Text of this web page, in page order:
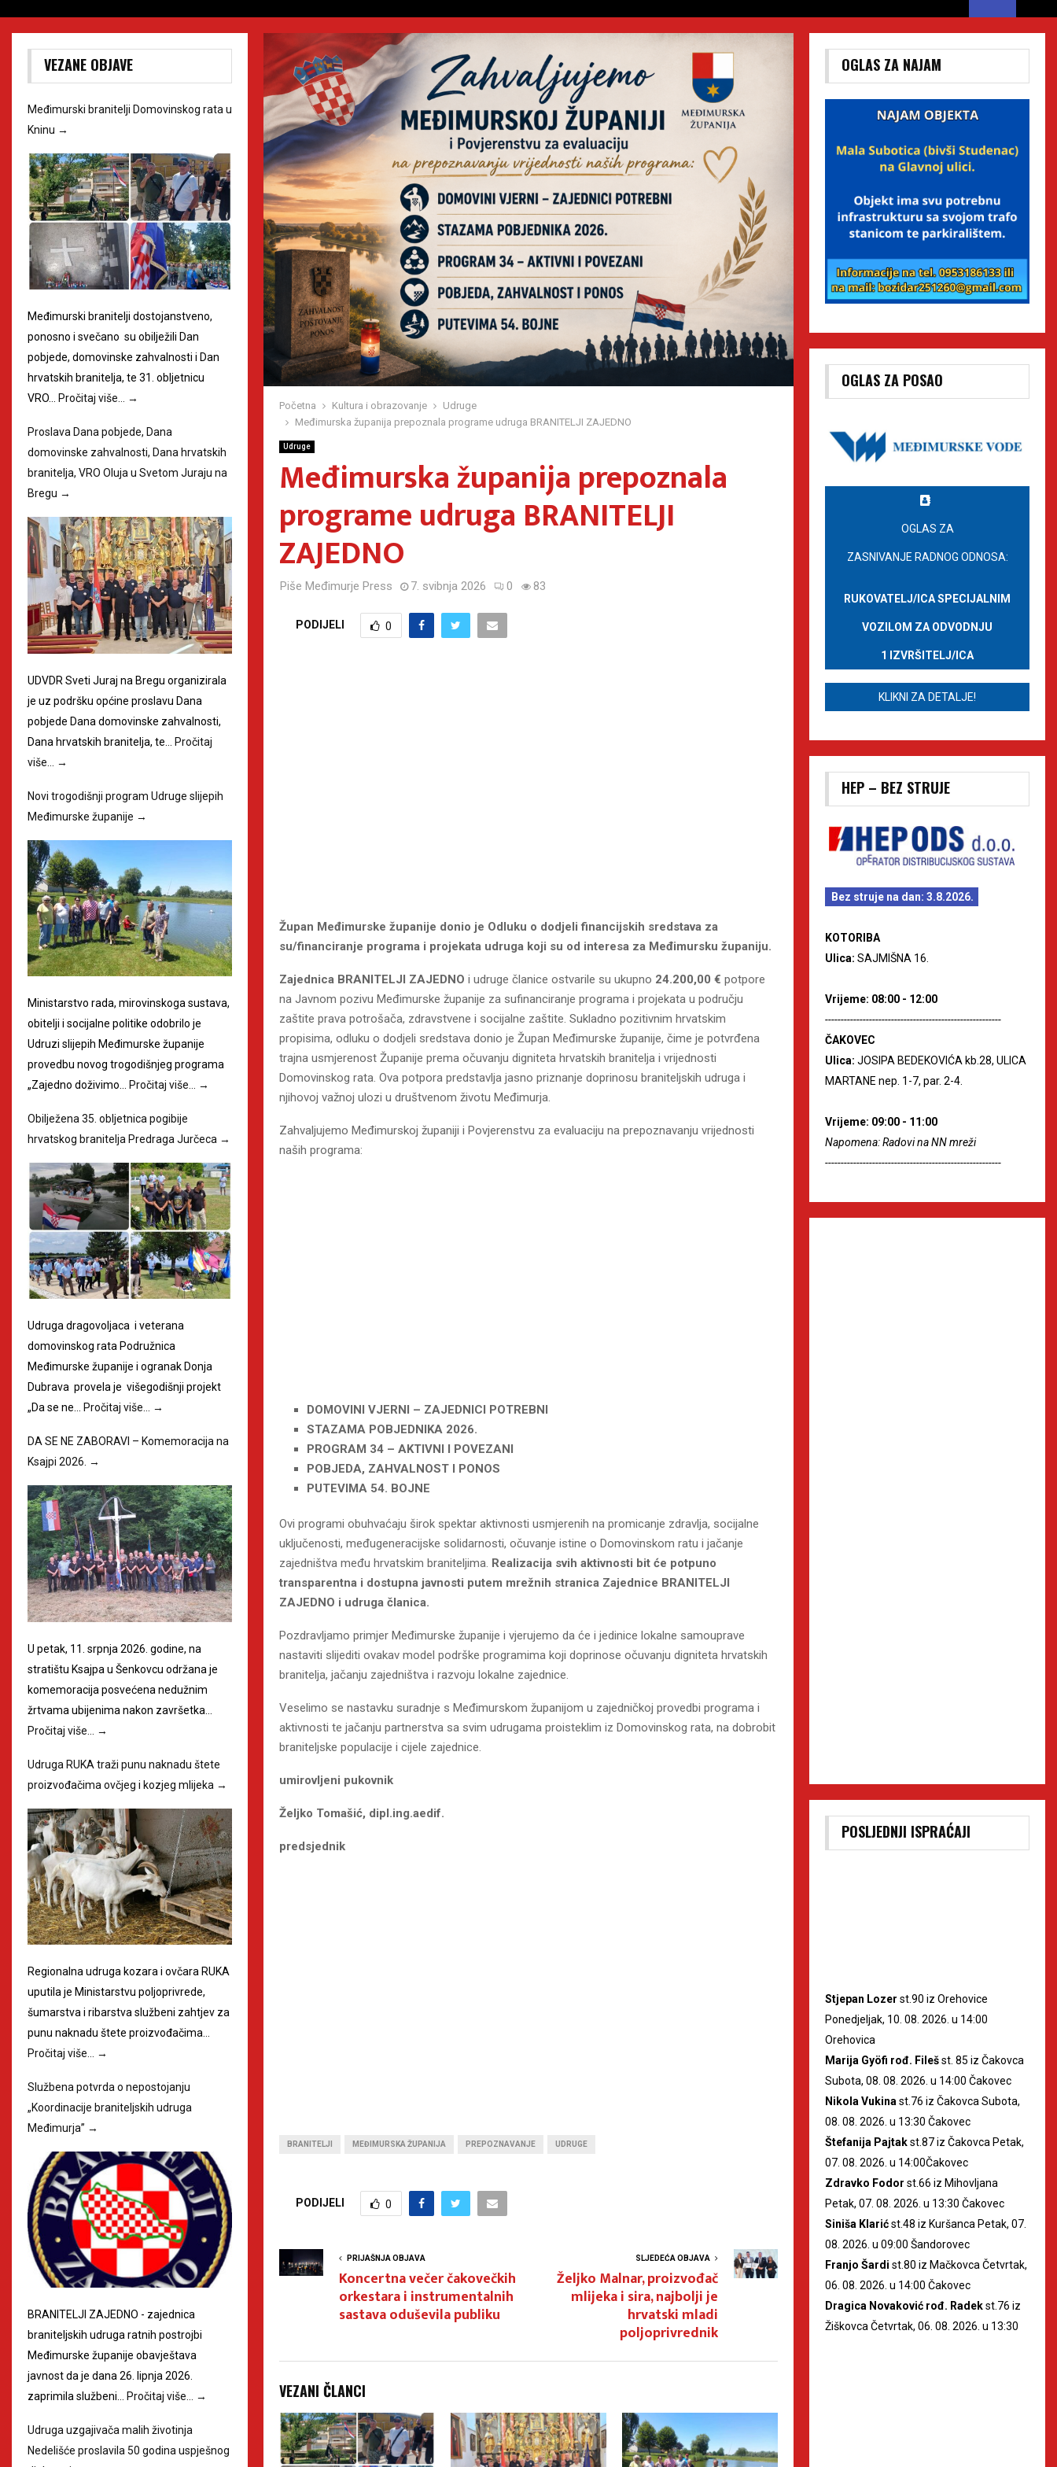
Početna Kultura i obrazovanje
Udruge
Međimurska županija prepoznala programe udruga BRANITELJI ZAJEDNO
Udruge
Međimurska županija prepoznala
programe udruga BRANITELJI
ZAJEDNO
Piše Međimurje Press 7. svibnja 2026 0 83
PODIJELI 0
Župan Međimurske županije donio je Odluku o dodjeli financijskih sredstava za
su/financiranje programa i projekata udruga koji su od interesa za Međimursku županiju.
Zajednica BRANITELJI ZAJEDNO i udruge članice ostvarile su ukupno 24.200,00 € potpore
na Javnom pozivu Međimurske županije za sufinanciranje programa i projekata u području
zaštite prava potrošača, zdravstvene i socijalne zaštite. Sukladno pozitivnim hrvatskim
propisima, odluku o dodjeli sredstava donio je Župan Međimurske županije, čime je potvrđena
trajna usmjerenost Županije prema očuvanju digniteta hrvatskih branitelja i vrijednosti
Domovinskog rata. Ova potpora predstavlja jasno priznanje doprinosu braniteljskih udruga i
njihovoj važnoj ulozi u društvenom životu Međimurja.
Zahvaljujemo Međimurskoj županiji i Povjerenstvu za evaluaciju na prepoznavanju vrijednosti
naših programa:
DOMOVINI VJERNI – ZAJEDNICI POTREBNI
STAZAMA POBJEDNIKA 2026.
PROGRAM 34 – AKTIVNI I POVEZANI
POBJEDA, ZAHVALNOST I PONOS
PUTEVIMA 54. BOJNE
Ovi programi obuhvaćaju širok spektar aktivnosti usmjerenih na promicanje zdravlja, socijalne
uključenosti, međugeneracijske solidarnosti, očuvanje istine o Domovinskom ratu i jačanje
zajedništva među hrvatskim braniteljima. Realizacija svih aktivnosti bit će potpuno
transparentna i dostupna javnosti putem mrežnih stranica Zajednice BRANITELJI
ZAJEDNO i udruga članica.
Pozdravljamo primjer Međimurske županije i vjerujemo da će i jedinice lokalne samouprave
nastaviti slijediti ovakav model podrške programima koji doprinose očuvanju digniteta hrvatskih
branitelja, jačanju zajedništva i razvoju lokalne zajednice.
Veselimo se nastavku suradnje s Međimurskom županijom u zajedničkoj provedbi programa i
aktivnosti te jačanju partnerstva sa svim udrugama proisteklim iz Domovinskog rata, na dobrobit
braniteljske populacije i cijele zajednice.
umirovljeni pukovnik
Željko Tomašić, dipl.ing.aedif.
predsjednik
BRANITELJI MEĐIMURSKA ŽUPANIJA PREPOZNAVANJE UDRUGE
PODIJELI 0
PRIJAŠNJA OBJAVA
Koncertna večer čakovečkih
orkestara i instrumentalnih
sastava oduševila publiku
SLJEDEĆA OBJAVA
Željko Malnar, proizvođač
mlijeka i sira, najbolji je
hrvatski mladi
poljoprivrednik
VEZANI ČLANCI
VEZANE OBJAVE
Međimurski branitelji Domovinskog rata u
Kninu →
Međimurski branitelji dostojanstveno,
ponosno i svečano su obilježili Dan
pobjede, domovinske zahvalnosti i Dan
hrvatskih branitelja, te 31. obljetnicu
VRO… Pročitaj više… →
Proslava Dana pobjede, Dana
domovinske zahvalnosti, Dana hrvatskih
branitelja, VRO Oluja u Svetom Juraju na
Bregu →
UDVDR Sveti Juraj na Bregu organizirala
je uz podršku općine proslavu Dana
pobjede Dana domovinske zahvalnosti,
Dana hrvatskih branitelja, te…
Pročitaj
više…
→
Novi trogodišnji program Udruge slijepih
Međimurske županije →
Ministarstvo rada, mirovinskoga sustava,
obitelji i socijalne politike odobrilo je
Udruzi slijepih Međimurske županije
provedbu novog trogodišnjeg programa
„Zajedno doživimo…
Pročitaj više… →
Obilježena 35. obljetnica pogibije
hrvatskog branitelja Predraga Jurčeca →
Udruga dragovoljaca i veterana
domovinskog rata Podružnica
Međimurske županije i ogranak Donja
Dubrava provela je višegodišnji projekt
„Da se ne… Pročitaj više… →
DA SE NE ZABORAVI – Komemoracija na
Ksajpi 2026. →
U petak, 11. srpnja 2026. godine, na
stratištu Ksajpa u Šenkovcu održana je
komemoracija posvećena nedužnim
žrtvama ubijenima nakon završetka…
Pročitaj više…
→
Udruga RUKA traži punu naknadu štete
proizvođačima ovčjeg i kozjeg mlijeka →
Regionalna udruga kozara i ovčara RUKA
uputila je Ministarstvu poljoprivrede,
šumarstva i ribarstva službeni zahtjev za
punu naknadu štete proizvođačima…
Pročitaj više…
→
Službena potvrda o nepostojanju
„Koordinacije braniteljskih udruga
Međimurja” →
BRANITELJI ZAJEDNO - zajednica
braniteljskih udruga ratnih postrojbi
Međimurske županije obavještava
javnost da je dana 26. lipnja 2026.
zaprimila službeni… Pročitaj više… →
Udruga uzgajivača malih životinja
Nedelišće proslavila 50 godina uspješnog
OGLAS ZA NAJAM
OGLAS ZA POSAO
OGLAS ZA
ZASNIVANJE RADNOG ODNOSA:
RUKOVATELJ/ICA SPECIJALNIM
VOZILOM ZA ODVODNJU
1 IZVRŠITELJ/ICA
KLIKNI ZA DETALJE!
HEP – BEZ STRUJE
Bez struje na dan: 3.8.2026.
KOTORIBA
Ulica: SAJMIŠNA 16.
Vrijeme: 08:00 - 12:00
--------------------------------------------------------
ČAKOVEC
Ulica: JOSIPA BEDEKOVIĆA kb.28, ULICA
MARTANE nep. 1-7, par. 2-4.
Vrijeme: 09:00 - 11:00
Napomena: Radovi na NN mreži
--------------------------------------------------------
POSLJEDNJI ISPRAĆAJI
Stjepan Lozer st.90 iz Orehovice
Ponedjeljak, 10. 08. 2026. u 14:00
Orehovica
Marija Gyöfi rođ. Filešst. 85 iz Čakovca
Subota, 08. 08. 2026. u 14:00 Čakovec
Nikola Vukina st.76 iz Čakovca Subota,
08. 08. 2026. u 13:30 Čakovec
Štefanija Pajtakst.87 iz Čakovca Petak,
07. 08. 2026. u 14:00Čakovec
Zdravko Fodor st.66 iz Mihovljana
Petak, 07. 08. 2026. u 13:30 Čakovec
Siniša Klarićst.48 iz Kuršanca Petak, 07.
08. 2026. u 09:00 Šandorovec
Franjo Šardi st.80 iz Mačkovca Četvrtak,
06. 08. 2026. u 14:00 Čakovec
Dragica Novaković rođ. Radekst.76 iz
Žiškovca Četvrtak, 06. 08. 2026. u 13:30